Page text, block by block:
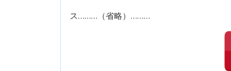
ス………（省略）………